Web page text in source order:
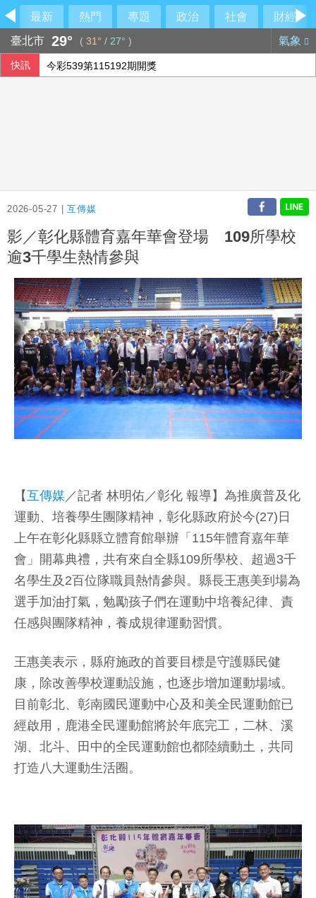
最新 熱門 專題 政治 社會
財經
臺北市 29° ( 31° / 27° ) 氣象
快訊 今彩539第115192期開獎
2026-05-27 |互傳媒
影／彰化縣體育嘉年華會登場 109所學校
逾3千學生熱情參與
【互傳媒 ／記者 林明佑／彰化 報導】為推廣普及化
運動、培養學生團隊精神，彰化縣政府於今(27)日
上午在彰化縣縣立體育館舉辦「115年體育嘉年華
會」開幕典禮，共有來自全縣109所學校、超過3千
名學生及2百位隊職員熱情參與。縣長王惠美到場為
選手加油打氣，勉勵孩子們在運動中培養紀律、責
任感與團隊精神，養成規律運動習慣。
王惠美表示，縣府施政的首要目標是守護縣民健
康，除改善學校運動設施，也逐步增加運動場域。
目前彰北、彰南國民運動中心及和美全民運動館已
經啟用，鹿港全民運動館將於年底完工，二林、溪
湖、北斗、田中的全民運動館也都陸續動土，共同
打造八大運動生活圈。